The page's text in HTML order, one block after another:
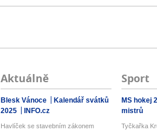
Aktuálně
Blesk Vánoce
Kalendář svátků
2025
INFO.cz
Havlíček se stavebním zákonem
Sport
MS hokej
mistrů
Tyčkařka